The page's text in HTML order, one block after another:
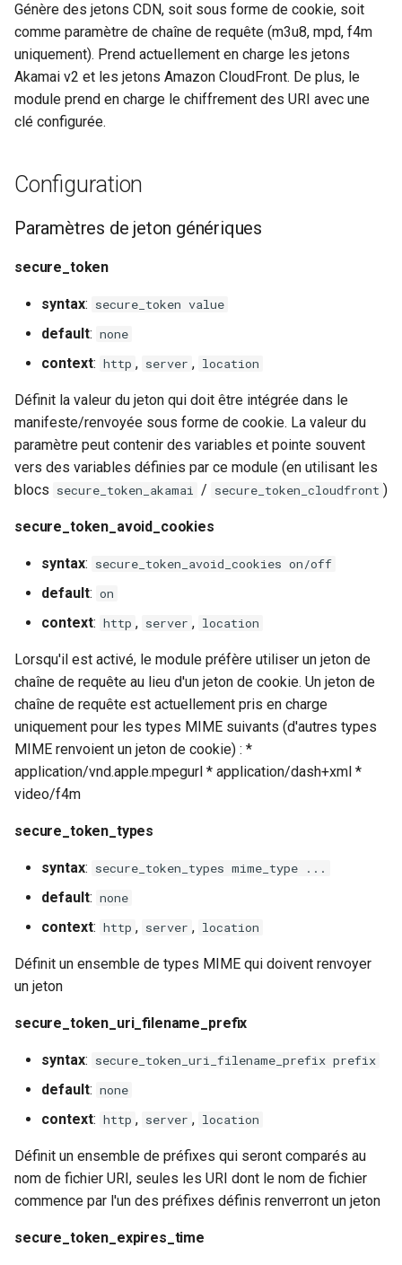
c
h
$is_tablet
$is_tv
$is_wearable
$os_version
secure_token_content_type_f4m
Paramètres de jeton Akamai
secure_token_akamai
key
acl
start
ip_address
Paramètres de jeton
CloudFront
secure_token_cloudfront
key_pair_id
acl
end
ip_address
Paramètres de jeton
Broadpeak
secure_token_broadpeak
key
param_name
acl
session_start
additional_querylist
URI
ctxdump
dns-server
dns
exec
feishu-auth
ftpclient
global-throttle
healthcheck
hmac
http2
hyperscan
influx
ini
jit-uuid
jsonrpc-batch
jump-consistent-hash
jwt
kafka
libcjson
Génère des jetons CDN, soit sous forme de cookie, soit
comme paramètre de chaîne de requête (m3u8, mpd, f4m
uniquement). Prend actuellement en charge les jetons
Akamai v2 et les jetons Amazon CloudFront. De plus, le
module prend en charge le chiffrement des URI avec une
clé configurée.
Configuration
Paramètres de jeton génériques
secure_token
syntax: secure_token value
default: none
context: http , server , location
Définit la valeur du jeton qui doit être intégrée dans le
manifeste/renvoyée sous forme de cookie. La valeur du
paramètre peut contenir des variables et pointe souvent
vers des variables définies par ce module (en utilisant les
blocs secure_token_akamai / secure_token_cloudfront )
secure_token_avoid_cookies
syntax: secure_token_avoid_cookies on/off
default: on
context: http , server , location
Lorsqu'il est activé, le module préfère utiliser un jeton de
chaîne de requête au lieu d'un jeton de cookie. Un jeton de
chaîne de requête est actuellement pris en charge
uniquement pour les types MIME suivants (d'autres types
MIME renvoient un jeton de cookie) : *
application/vnd.apple.mpegurl * application/dash+xml *
video/f4m
secure_token_types
syntax: secure_token_types mime_type ...
default: none
context: http , server , location
Définit un ensemble de types MIME qui doivent renvoyer
un jeton
secure_token_uri_filename_prefix
syntax: secure_token_uri_filename_prefix prefix
default: none
context: http , server , location
Définit un ensemble de préfixes qui seront comparés au
nom de fichier URI, seules les URI dont le nom de fichier
commence par l'un des préfixes définis renverront un jeton
secure_token_expires_time